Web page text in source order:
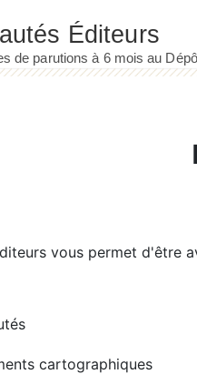
vous permet d'être
cartographiques